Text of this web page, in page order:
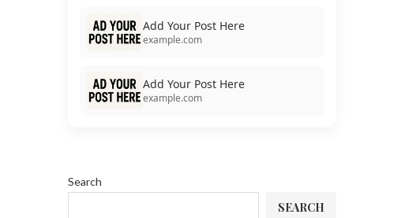
Add Your Post Here
example.com
Add Your Post Here
example.com
Search
SEARCH